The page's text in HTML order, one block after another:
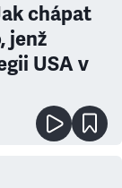
chápat
jenž
USA v